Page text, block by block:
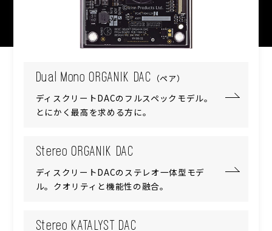
Dual Mono ORGANIK DAC （ペア）
ディスクリートDACのフルスペックモデル。
とにかく最高を求める方に。
Stereo ORGANIK DAC
ディスクリートDACのステレオ一体型モデ
ル。クオリティと機能性の融合。
Stereo KATALYST DAC